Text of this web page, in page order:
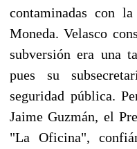
contaminadas con
Moneda. Velasco
subversión era una
pues su
seguridad pública.
Jaime Guzmán, el
"La Oficina",